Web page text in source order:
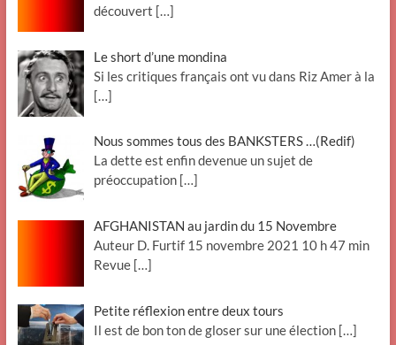
découvert […]
Le short d’une mondina
Si les critiques français ont vu dans Riz Amer à la
[…]
Nous sommes tous des BANKSTERS …(Redif)
La dette est enfin devenue un sujet de
préoccupation […]
AFGHANISTAN au jardin du 15 Novembre
Auteur D. Furtif 15 novembre 2021 10 h 47 min
Revue […]
Petite réflexion entre deux tours
Il est de bon ton de gloser sur une élection […]